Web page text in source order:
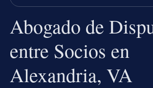
Abogado de
entre Socios en
Alexandria, VA